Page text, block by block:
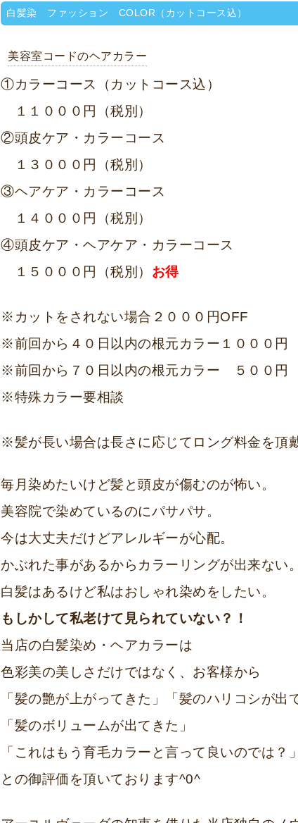
白髪染 ファッション COLOR（カットコース込）
美容室コードのヘアカラー
①カラーコース
（カットコース込）
１１０００円（税別）
②頭皮ケア・カラーコース
１３０００円（税別）
③ヘアケア・カラーコース
１４０００円（税別）
④頭皮ケア・ヘアケア・カラーコース
１５０００円（税別） お得
※カットをされない場合２０００円OFF
※前回から４０日以内の根元カラー１０００
※前回から７０日以内の根元カラー ５００
※特殊カラー要相談
※髪が長い場合は長さに応じてロング料金を頂
毎月染めたいけど髪と頭皮が傷むのが怖い。
美容院で染めているのにパサパサ。
今は大丈夫だけどアレルギーが心配。
かぶれた事があるからカラーリングが出来ない
白髪はあるけど私はおしゃれ染めをしたい。
もしかして私老けて見られていない？！
当店の白髪染め・ヘアカラーは
色彩美の美しさだけではなく、お客様から
「髪の艶が上がってきた」「髪のハリコシが出
「髪のボリュームが出てきた」
「これはもう育毛カラーと言って良いのでは？
との御評価を頂いております^0^